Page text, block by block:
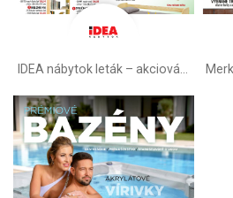
IDEA nábytok leták – akciová ponuka